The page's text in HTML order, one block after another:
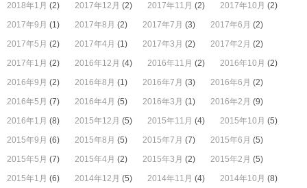
2018年1月 (2) 2017年12月 (2) 2017年11月 (2) 2017年10月 (2)
2017年9月 (1) 2017年8月 (2) 2017年7月 (3) 2017年6月 (2)
2017年5月 (2) 2017年4月 (1) 2017年3月 (2) 2017年2月 (2)
2017年1月 (2) 2016年12月 (4) 2016年11月 (2) 2016年10月 (2)
2016年9月 (2) 2016年8月 (1) 2016年7月 (3) 2016年6月 (2)
2016年5月 (7) 2016年4月 (5) 2016年3月 (1) 2016年2月 (9)
2016年1月 (8) 2015年12月 (5) 2015年11月 (4) 2015年10月 (5)
2015年9月 (6) 2015年8月 (5) 2015年7月 (7) 2015年6月 (5)
2015年5月 (7) 2015年4月 (2) 2015年3月 (2) 2015年2月 (5)
2015年1月 (6) 2014年12月 (5) 2014年11月 (4) 2014年10月 (8)